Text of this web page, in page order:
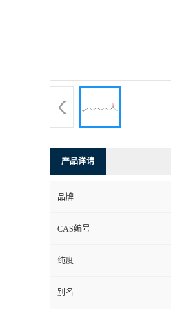
产品详请
品牌
CAS编号
纯度
别名